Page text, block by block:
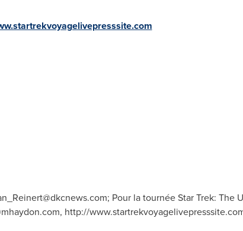
; Pour la tournée Star Trek: The
, http://